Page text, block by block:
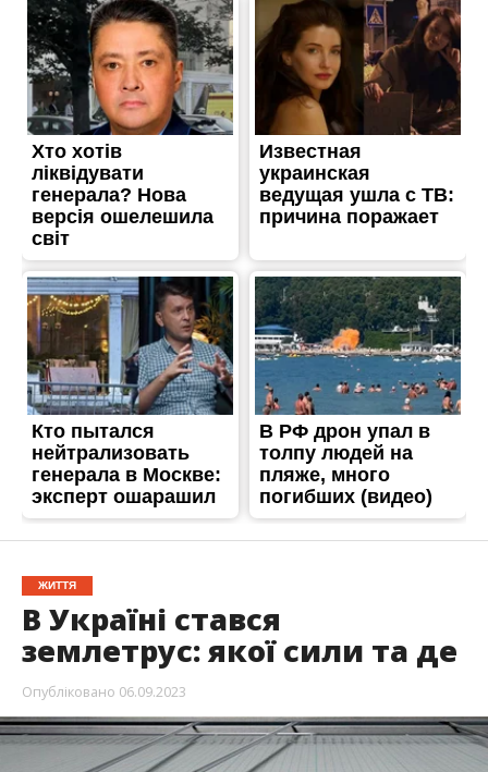
ЖИТТЯ
В Україні стався
землетрус: якої сили та де
Опубліковано 06.09.2023